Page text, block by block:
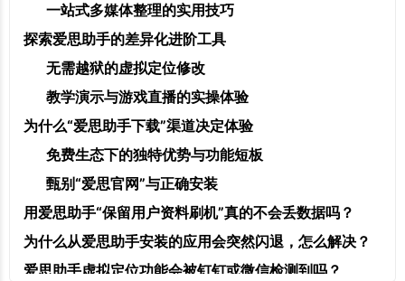
一站式多媒体整理的实用技巧
探索爱思助手的差异化进阶工具
无需越狱的虚拟定位修改
教学演示与游戏直播的实操体验
为什么“爱思助手下载”渠道决定体验
免费生态下的独特优势与功能短板
甄别“爱思官网”与正确安装
用爱思助手“保留用户资料刷机”真的不会丢数据吗？
为什么从爱思助手安装的应用会突然闪退，怎么解决？
爱思助手虚拟定位功能会被钉钉或微信检测到吗？